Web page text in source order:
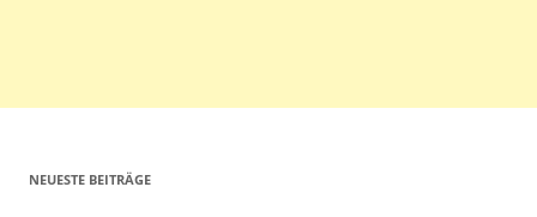
NEUESTE BEITRÄGE